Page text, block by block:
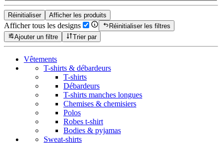
Réinitialiser Afficher les produits
Afficher tous les designs
Réinitialiser les filtres
Ajouter un filtre
Trier par
Vêtements
T-shirts & débardeurs
T-shirts
Débardeurs
T-shirts manches longues
Chemises & chemisiers
Polos
Robes t-shirt
Bodies & pyjamas
Sweat-shirts